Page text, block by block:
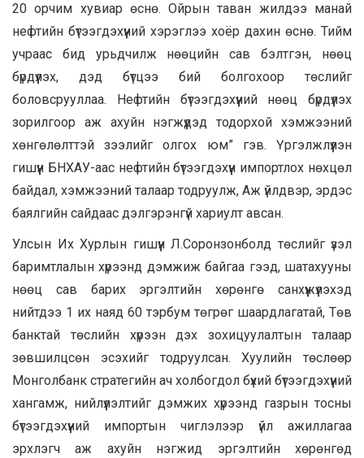
20 орчим хувиар өснө. Ойрын таван жилдээ манай
нефтийн бүтээгдэхүүний хэрэглээ хоёр дахин өснө. Тийм
учраас бид урьдчилж нөөцийн сав бэлтгэн, нөөц
бүрдүүлэх, дэд бүтцээ бий болгохоор төслийг
боловсрууллаа. Нефтийн бүтээгдэхүүний нөөц бүрдүүлэх
зорилгоор аж ахуйн нэгжүүдэд тодорхой хэмжээний
хөнгөлөлттэй зээлийг олгох юм” гэв. Үргэлжлүүлэн
гишүүн БНХАУ-аас нефтийн бүтээгдэхүүн импортлох нөхцөл
байдал, хэмжээний талаар тодруулж, Аж үйлдвэр, эрдэс
баялгийн сайдаас дэлгэрэнгүй хариулт авсан.
Улсын Их Хурлын гишүүн Л.Соронзонболд төслийг үзэл
баримтлалын хүрээнд дэмжиж байгаа гээд, шатахууны
нөөц сав барих эргэлтийн хөрөнгө санхүүжүүлэхэд
нийтдээ 1 их наяд 60 тэрбум төгрөг шаардлагатай, Төв
банктай төслийн хүрээн дэх зохицуулалтын талаар
зөвшилцсөн эсэхийг тодруулсан. Хуулийн төслөөр
Монголбанк стратегийн ач холбогдол бүхий бүтээгдэхүүний
хангамж, нийлүүлэлтийг дэмжих хүрээнд газрын тосны
бүтээгдэхүүний импортын чиглэлээр үйл ажиллагаа
эрхлэгч аж ахуйн нэгжид эргэлтийн хөрөнгөд